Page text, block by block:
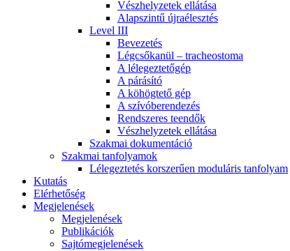
Vészhelyzetek ellátása
Alapszintű újraélesztés
Level III
Bevezetés
Légcsőkanül – tracheostoma
A lélegeztetőgép
A párásító
A köhögtető gép
A szívóberendezés
Rendszeres teendők
Vészhelyzetek ellátása
Szakmai dokumentáció
Szakmai tanfolyamok
Lélegeztetés korszerűen moduláris tanfolyam
Kutatás
Elérhetőség
Megjelenések
Megjelenések
Publikációk
Sajtómegjelenések